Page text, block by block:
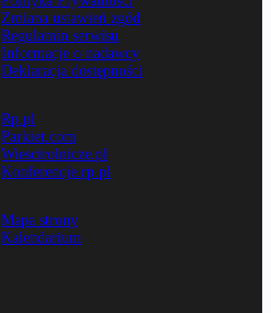
Zmiana ustawień zgód
Regulamin serwisu
Informacje o nadawcy
Deklaracja dostępności
Rp.pl
Parkiet.com
Wiescirolnicze.pl
Konferencje.rp.pl
Mapa strony
Kalendarium